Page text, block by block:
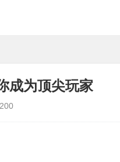
成为顶尖玩家
200